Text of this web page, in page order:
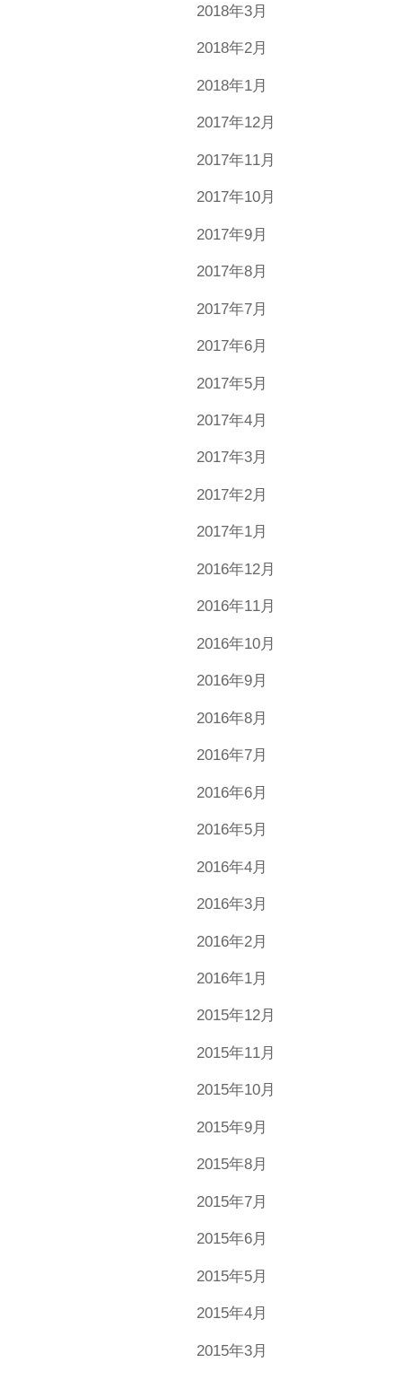
2018年3月
2018年2月
2018年1月
2017年12月
2017年11月
2017年10月
2017年9月
2017年8月
2017年7月
2017年6月
2017年5月
2017年4月
2017年3月
2017年2月
2017年1月
2016年12月
2016年11月
2016年10月
2016年9月
2016年8月
2016年7月
2016年6月
2016年5月
2016年4月
2016年3月
2016年2月
2016年1月
2015年12月
2015年11月
2015年10月
2015年9月
2015年8月
2015年7月
2015年6月
2015年5月
2015年4月
2015年3月